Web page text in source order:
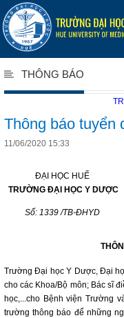
THÔNG BÁO
Thông báo tuyển
11/06/2020 15:33
ĐẠI HỌC HUẾ
TRƯỜNG ĐẠI HỌC Y DƯỢC
Số: 1339 /TB-ĐHYD
Trường Đại học Y Dược, Đại
cho các Khoa/Bộ môn; Bác sĩ
học,...cho Bệnh viện Trường
trường thông báo để những